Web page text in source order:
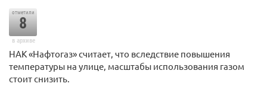
отметили
8
в архиве
НАК «Нафтогаз» считает, что вследствие повышения
температуры на улице, масштабы использования газом
стоит снизить.